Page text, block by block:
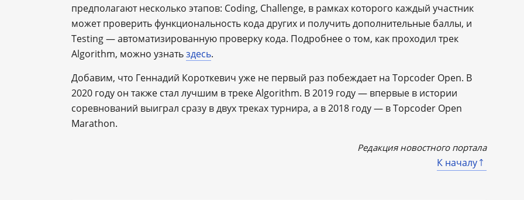
предполагают несколько этапов: Coding, Challenge, в рамках которого каждый участник
может проверить функциональность кода других и получить дополнительные баллы, и
Testing — автоматизированную проверку кода. Подробнее о том, как проходил трек
Algorithm, можно узнатьздесь.
Добавим, что Геннадий Короткевич уже не первый раз побеждает на Topcoder Open. В
2020 году он также стал лучшим в треке Algorithm. В 2019 году ― впервые в истории
соревнований выиграл сразу в двух треках турнира, а в 2018 году — в Topcoder Open
Marathon.
Редакция новостного портала
К началу